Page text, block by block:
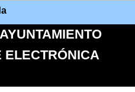
AYUNTAMIENTO
ELECTRÓNICA